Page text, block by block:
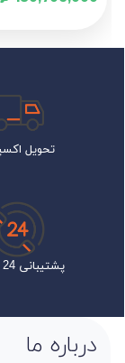
تحویل
پشتیبانی 24 ساعته
درباره ما